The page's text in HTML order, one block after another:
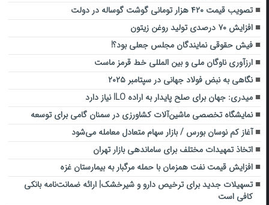
تصویب قیمت ۴۲۰ هزار تومانی گوشت گوساله در دولت
افزایش ۷۰ درصدی تولید روغن زیتون
فیش حقوقی نمایندگان مجلس جعلی بود؟!
ارزآوری ناوگان ملی و بین المللی خط قرمز ماست
نگاهی به نبض فولاد جهانی در سپتامبر ۲۰۲۵
میدری: جهان برای صلح پایدار به اراده ILO نیاز دارد
نمایشگاه تخصصی ماشین‌آلات کشاورزی در سمنان گامی برای توسعه
آغاز کم نوسان بورس / بازار سهام متعادل معامله می‌شود
اتخاذ تمهیدات مختلف برای ساماندهی بازار تهران
افزایش قیمت نفت همزمان با حمله مرگبار به بیمارستان غزه
تسهیلات جدید برای ترخیص دارو و شیرخشک| ارائه ضمانت‌نامه بانکی
کافی است